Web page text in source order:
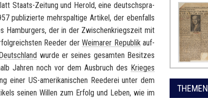
Staats-​Zeitung und He­rold, eine deutsch­spra­
pu­bli­zier­te mehr­spal­ti­ge Ar­ti­kel, der eben­falls
Ham­bur­gers, der in der Zwi­schen­kriegs­zeit mit
Ree­der derWei­ma­rer Re­pu­blikauf­
wurde er sei­nes ge­sam­ten Be­sit­zes
Jah­ren noch vor dem Aus­bruch des Krie­ges
einer US-​amerikanischen Ree­de­rei unter dem
sei­nen Wil­len zum Er­folg und Leben, wie im
THEMEN